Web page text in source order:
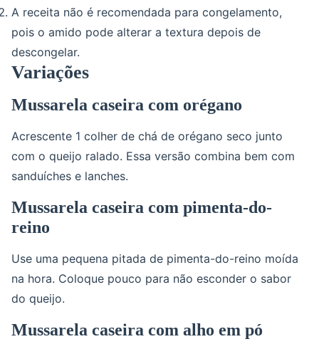
A receita não é recomendada para congelamento,
pois o amido pode alterar a textura depois de
descongelar.
Variações
Mussarela caseira com orégano
Acrescente 1 colher de chá de orégano seco junto
com o queijo ralado. Essa versão combina bem com
sanduíches e lanches.
Mussarela caseira com pimenta-do-
reino
Use uma pequena pitada de pimenta-do-reino moída
na hora. Coloque pouco para não esconder o sabor
do queijo.
Mussarela caseira com alho em pó